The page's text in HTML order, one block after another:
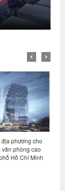
phương cho
văn phòng cao
Hồ Chí Minh